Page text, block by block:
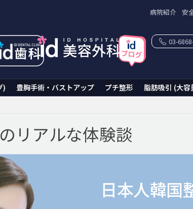
病院紹介 安
) 豊胸手術・バストアップ プチ整形 脂肪吸引 (大容
03-
リアルな体験談
日本人韓国